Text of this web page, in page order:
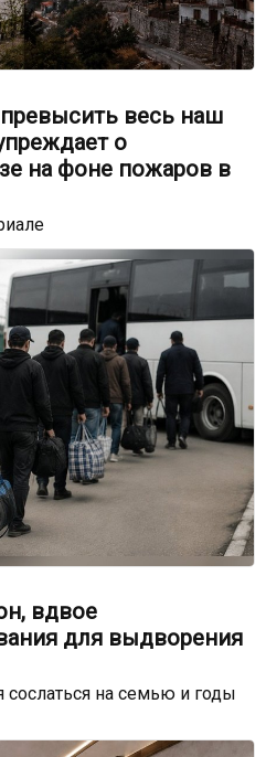
весь наш
о
на фоне пожаров в
вдвое
для выдворения
на семью и годы